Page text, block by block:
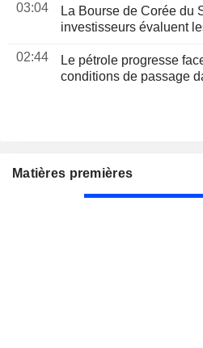
03:04
La Bourse de Corée du
investisseurs évaluent
02:44
Le pétrole progresse
conditions de passage
Matières premières